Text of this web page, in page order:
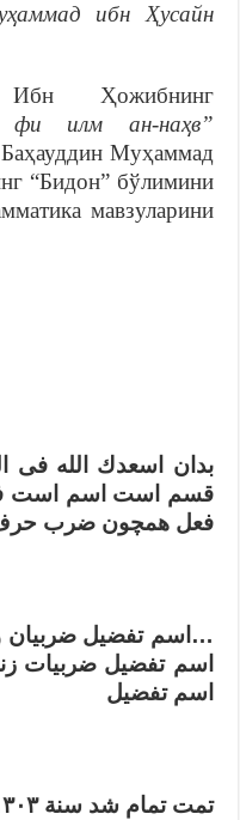
ибн Ҳусайн
Ҳожибнинг
фи илм ан-наҳв”
Муҳаммад
“Бидон” бўлимини
мавзуларини
بدان اسعدك الله فى
قسم است اسم است
فعل همچون ضرب
…اسم تفضيل ضربيان
اسم تفضيل ضربيات
اسم تفضيل
تمت تمام شد سنة ١٣٠٣